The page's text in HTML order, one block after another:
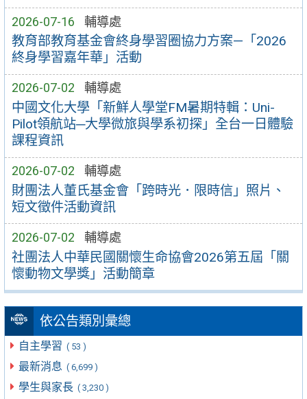
2026-07-16 輔導處
教育部教育基金會終身學習圈協力方案—「2026
終身學習嘉年華」活動
2026-07-02 輔導處
中國文化大學「新鮮人學堂FM暑期特輯：Uni-
Pilot領航站─大學微旅與學系初探」全台一日體驗
課程資訊
2026-07-02 輔導處
財團法人董氏基金會「跨時光．限時信」照片、
短文徵件活動資訊
2026-07-02 輔導處
社團法人中華民國關懷生命協會2026第五屆「關
懷動物文學獎」活動簡章
依公告類別彙總
自主學習 ( 53 )
最新消息 ( 6,699 )
學生與家長 ( 3,230 )